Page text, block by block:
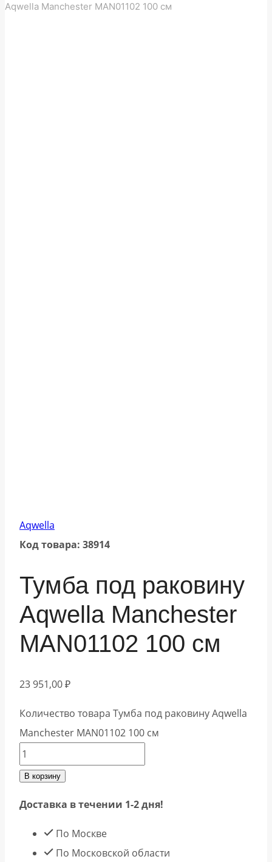
Aqwella Manchester MAN01102 100 см
Aqwella
Код товара: 38914
Тумба под раковину
Aqwella Manchester
MAN01102 100 см
23 951,00₽
Количество товара Тумба под раковину Aqwella
Manchester MAN01102 100 см
В корзину
Доставка в течении 1-2 дня!
По Москве
По Московской области